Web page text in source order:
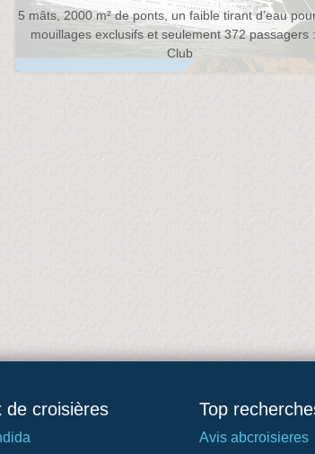
5 mâts, 2000 m² de ponts, un faible tirant d’eau
mouillages exclusifs et seulement 372 passagers
Club
de croisières Top
Avis abcroisieres